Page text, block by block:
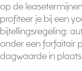
op de
profiteer je bij een
bijtellingsregeling:
onder een forfaitair
dagwaarde in